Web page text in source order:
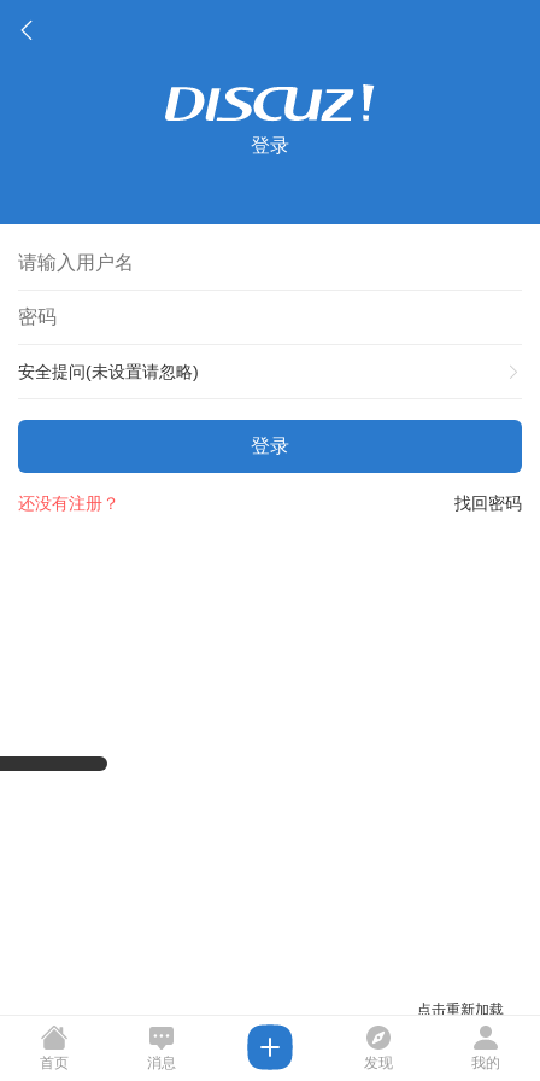
登录
安全提问(未设置请忽略)
登录
找回密码
还没有注册？
点击重新加载
首页 消息 发现 我的